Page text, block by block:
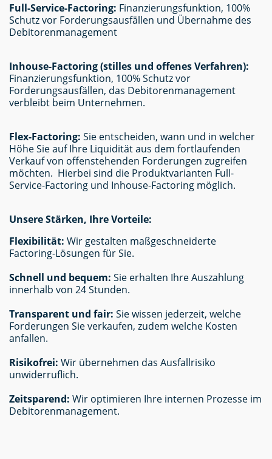
Full-Service-Factoring: Finanzierungsfunktion, 100%
Schutz vor Forderungsausfällen und Übernahme des
Debitorenmanagement
Inhouse-Factoring (stilles und offenes Verfahren):
Finanzierungsfunktion, 100% Schutz vor
Forderungsausfällen, das Debitorenmanagement
verbleibt beim Unternehmen.
Flex-Factoring: Sie entscheiden, wann und in welcher
Höhe Sie auf Ihre Liquidität aus dem fortlaufenden
Verkauf von offenstehenden Forderungen zugreifen
möchten. Hierbei sind die Produktvarianten Full-
Service-Factoring und Inhouse-Factoring möglich.
Unsere Stärken, Ihre Vorteile:
Flexibilität: Wir gestalten maßgeschneiderte
Factoring-Lösungen für Sie.
Schnell und bequem: Sie erhalten Ihre Auszahlung
innerhalb von 24 Stunden.
Transparent und fair: Sie wissen jederzeit, welche
Forderungen Sie verkaufen, zudem welche Kosten
anfallen.
Risikofrei: Wir übernehmen das Ausfallrisiko
unwiderruflich.
Zeitsparend: Wir optimieren Ihre internen Prozesse im
Debitorenmanagement.